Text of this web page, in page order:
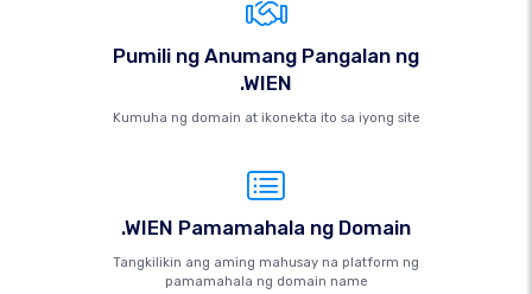
Pumili ng Anumang Pangalan ng
.WIEN
Kumuha ng domain at ikonekta ito sa iyong site
.WIEN Pamamahala ng Domain
Tangkilikin ang aming mahusay na platform ng
pamamahala ng domain name